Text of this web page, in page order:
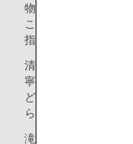
物に対する「リスペ
こと」が欠けている
指摘しました。
清掃員への配慮から
寧に包んで出す行為
ど、相手や物事への
らし、安全を守り、
滝沢さんは、私たち